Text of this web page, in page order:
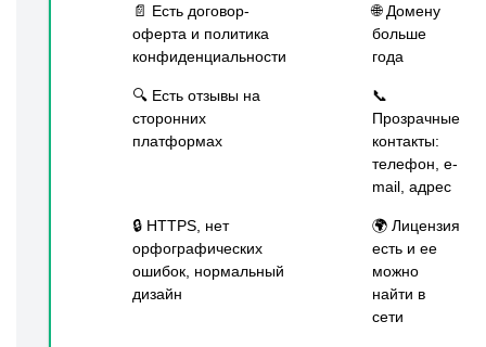
📄 Есть договор-
оферта и политика
конфиденциальности
🌐 Домену
больше
года
🔍 Есть отзывы на
сторонних
платформах
📞
Прозрачные
контакты:
телефон, e-
mail, адрес
🔒 HTTPS, нет
орфографических
ошибок, нормальный
дизайн
🌍 Лицензия
есть и ее
можно
найти в
сети